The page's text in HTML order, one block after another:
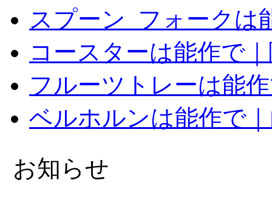
スプーン_フォークは
コースターは能作で
フルーツトレーは能
ベルホルンは能作で
お知らせ